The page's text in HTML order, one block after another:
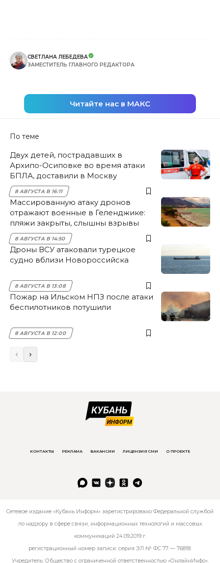
СВЕТЛАНА ЛЕБЕДЕВА
ЗАМЕСТИТЕЛЬ ГЛАВНОГО РЕДАКТОРА
Читайте нас в МАКС
По теме
Двух детей, пострадавших в
Архипо-Осиповке во время атаки
БПЛА, доставили в Москву
8 АВГУСТА В 16:11
Массированную атаку дронов
отражают военные в Геленджике:
пляжи закрыты, слышны взрывы
8 АВГУСТА В 14:50
Дроны ВСУ атаковали турецкое
судно вблизи Новороссийска
8 АВГУСТА В 13:08
Пожар на Ильском НПЗ после атаки
беспилотников потушили
8 АВГУСТА В 12:00
КОНТАКТЫ РЕКЛАМА ВАКАНСИИ ЛИЦЕНЗИЯ СМИ О ПРОЕКТЕ
Сетевое издание «Кубань Информ» зарегистрировано Федеральной службой
по надзору в сфере связи, информационных технологий и массовых
коммуникаций 24.09.2019 г.
регистрационный номер записи: серия ЭЛ № ФС 77 — 76818.
Учредитель: Общество с ограниченной ответственностью «ОнлайнИнфо».